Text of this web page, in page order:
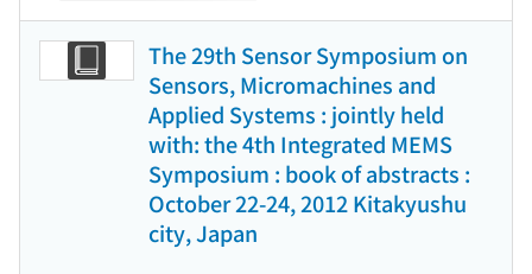
The 29th Sensor Symposium on
Sensors, Micromachines and
Applied Systems : jointly held
with: the 4th Integrated MEMS
Symposium : book of abstracts :
October 22-24, 2012 Kitakyushu
city, Japan